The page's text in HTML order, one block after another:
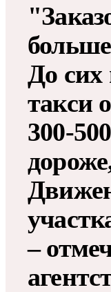
До сих
такси
300-
–